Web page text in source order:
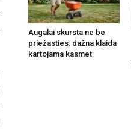
Augalai skursta ne be
priežasties: dažna klaida
kartojama kasmet